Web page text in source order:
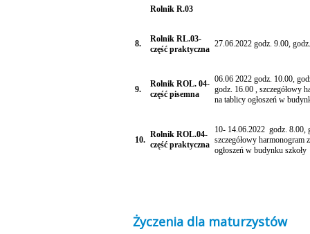
Rolnik R.03
8.
Rolnik RL.03-
część praktyczna
27.06.2022 godz. 9.00,
9.
Rolnik ROL. 04-
część pisemna
06.06 2022 godz. 10.00,
godz. 16.00 , szczegółowy
na tablicy ogłoszeń w
10.
Rolnik ROL.04-
część praktyczna
10- 14.06.2022 godz. 8.00,
szczegółowy harmonogram
ogłoszeń w budynku szkoły
Życzenia dla maturzystów